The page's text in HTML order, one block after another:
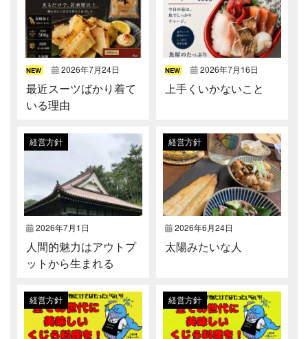
NEW 2026年7月24日
最近スーツばかり着て
いる理由
NEW 2026年7月16日
上手くいかないこと
経営方針
2026年7月1日
人間的魅力はアウトプ
ットから生まれる
経営方針
2026年6月24日
太陽みたいな人
経営方針 経営方針